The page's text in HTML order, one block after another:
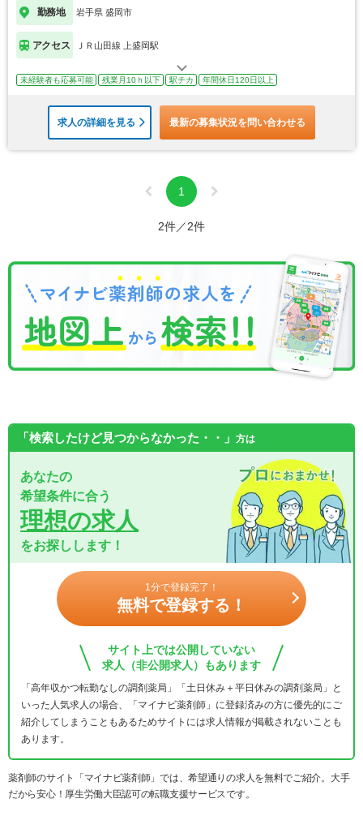
勤務地 岩手県 盛岡市
アクセス ＪＲ山田線 上盛岡駅
未経験者も応募可能 残業月10ｈ以下 駅チカ 年間休日120日以上
求人の詳細を見る 最新の募集状況を問い合わせる
1
2件／2件
「検索したけど見つからなかった・・」 方は
あなたの
希望条件に合う
理想の求人
をお探しします！
1分で登録完了！
無料で登録する！
サイト上では公開していない
求人（非公開求人）もあります
「高年収かつ転勤なしの調剤薬局」「土日休み＋平日休みの調剤薬局」と
いった人気求人の場合、「マイナビ薬剤師」に登録済みの方に優先的にご
紹介してしまうこともあるためサイトには求人情報が掲載されないことも
あります。
薬剤師のサイト「マイナビ薬剤師」では、希望通りの求人を無料でご紹介。大手
だから安心！厚生労働大臣認可の転職支援サービスです。